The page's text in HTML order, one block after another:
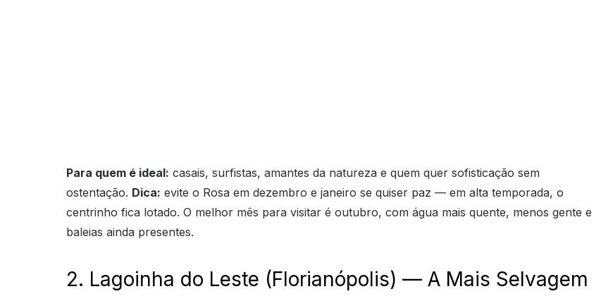
Para quem é ideal: casais, surfistas, amantes da natureza e quem quer sofisticação sem
ostentação. Dica: evite o Rosa em dezembro e janeiro se quiser paz — em alta temporada, o
centrinho fica lotado. O melhor mês para visitar é outubro, com água mais quente, menos gente e
baleias ainda presentes.
2. Lagoinha do Leste (Florianópolis) — A Mais Selvagem